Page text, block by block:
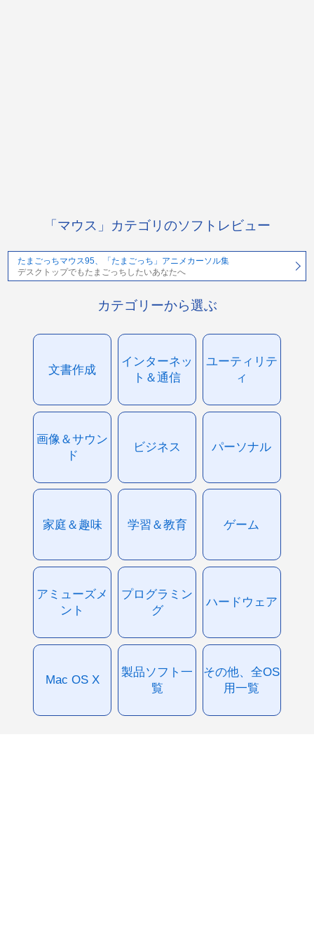
「マウス」カテゴリのソフトレビュー
たまごっちマウス95、「たまごっち」アニメカーソル集
デスクトップでもたまごっちしたいあなたへ
カテゴリーから選ぶ
文書作成
インターネッ
ト＆通信
ユーティリテ
ィ
画像＆サウン
ド
ビジネス パーソナル
家庭＆趣味 学習＆教育 ゲーム
アミューズメ
ント
プログラミン
グ
ハードウェア
Mac OS X
製品ソフト一
覧
その他、全OS
用一覧